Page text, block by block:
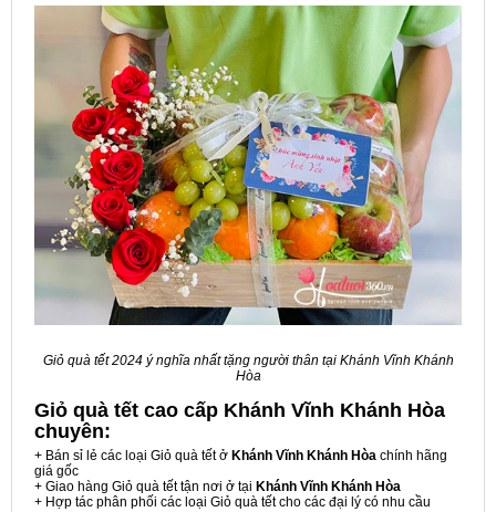
Giỏ quà tết 2024 ý nghĩa nhất tặng người thân tại Khánh Vĩnh Khánh
Hòa
Giỏ quà tết cao cấp Khánh Vĩnh Khánh Hòa
chuyên:
+ Bán sỉ lẻ các loại Giỏ quà tết ở Khánh Vĩnh Khánh Hòa chính hãng
giá gốc
+ Giao hàng Giỏ quà tết tận nơi ở tại Khánh Vĩnh Khánh Hòa
+ Hợp tác phân phối các loại Giỏ quà tết cho các đại lý có nhu cầu